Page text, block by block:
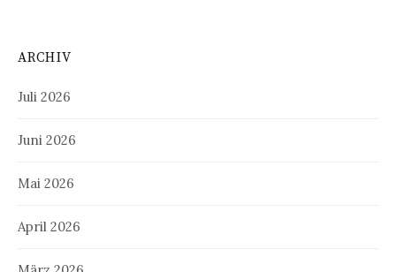
ARCHIV
Juli 2026
Juni 2026
Mai 2026
April 2026